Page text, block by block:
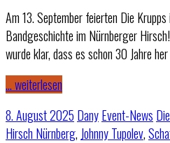
Am 13. September feierten Die
Bandgeschichte im Nürnberger
wurde klar, dass es schon 30 Jahre her
… weiterlesen
8. August 2025 DanyEvent-News
Hirsch Nürnberg, Johnny Tupolev,